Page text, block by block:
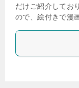
だけご紹介してお
ので、絵付きで漫